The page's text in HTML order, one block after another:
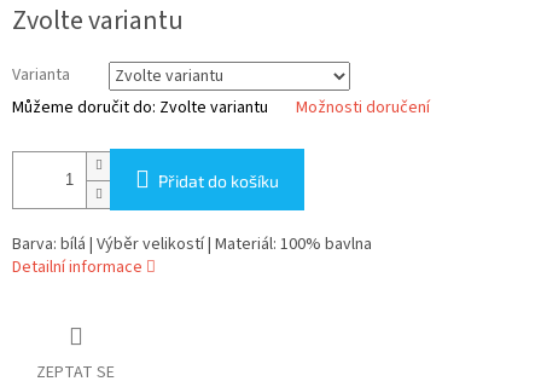
cena:
Zvolte variantu
Varianta
Můžeme doručit do: Zvolte variantu Možnosti doručení
Přidat do košíku
Barva: bílá | Výběr velikostí | Materiál: 100% bavlna
Detailní informace
ZEPTAT SE